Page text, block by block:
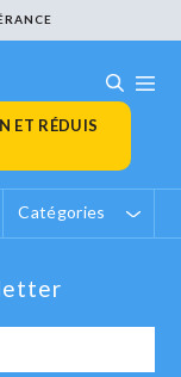
ET RÉDUIS
Catégories